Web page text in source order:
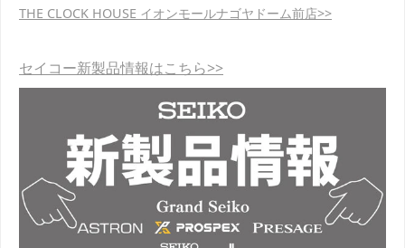
THE CLOCK HOUSE イオンモールナゴヤドーム前店>>
セイコー新製品情報はこちら>>